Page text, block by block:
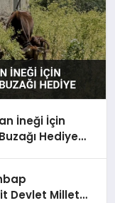
İneği İçin
Hediye
Devlet Millet